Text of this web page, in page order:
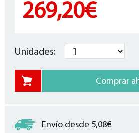
269,20€
Unidades:
Envío desde 5,08€